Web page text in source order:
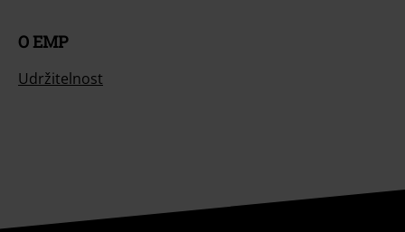
O EMP
Udržitelnost